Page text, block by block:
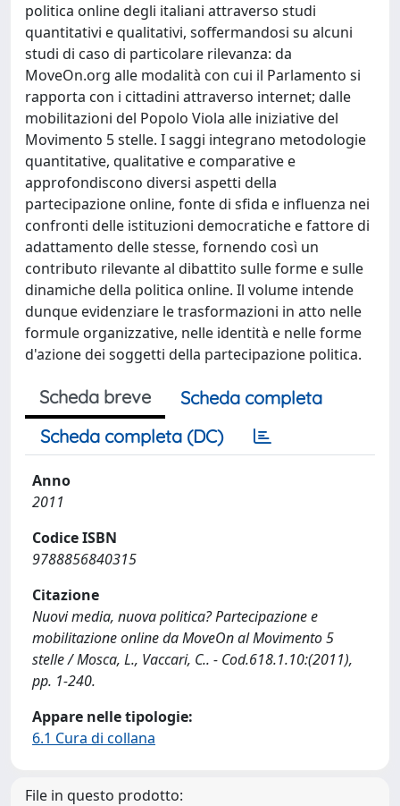
politica online degli italiani attraverso studi
quantitativi e qualitativi, soffermandosi su alcuni
studi di caso di particolare rilevanza: da
MoveOn.org alle modalità con cui il Parlamento si
rapporta con i cittadini attraverso internet; dalle
mobilitazioni del Popolo Viola alle iniziative del
Movimento 5 stelle. I saggi integrano metodologie
quantitative, qualitative e comparative e
approfondiscono diversi aspetti della
partecipazione online, fonte di sfida e influenza nei
confronti delle istituzioni democratiche e fattore di
adattamento delle stesse, fornendo così un
contributo rilevante al dibattito sulle forme e sulle
dinamiche della politica online. Il volume intende
dunque evidenziare le trasformazioni in atto nelle
formule organizzative, nelle identità e nelle forme
d'azione dei soggetti della partecipazione politica.
Scheda breve
Scheda completa
Scheda completa (DC)
Anno
2011
Codice ISBN
9788856840315
Citazione
Nuovi media, nuova politica? Partecipazione e
mobilitazione online da MoveOn al Movimento 5
stelle / Mosca, L., Vaccari, C.. - Cod.618.1.10:(2011),
pp. 1-240.
Appare nelle tipologie:
6.1 Cura di collana
File in questo prodotto: